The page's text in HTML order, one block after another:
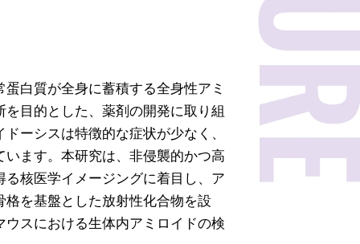
白質が全身に蓄積する全身性アミ
目的とした、薬剤の開発に取り組
ーシスは特徴的な症状が少なく、
ます。本研究は、非侵襲的かつ高
核医学イメージングに着目し、ア
を基盤とした放射性化合物を設
スにおける生体内アミロイドの検